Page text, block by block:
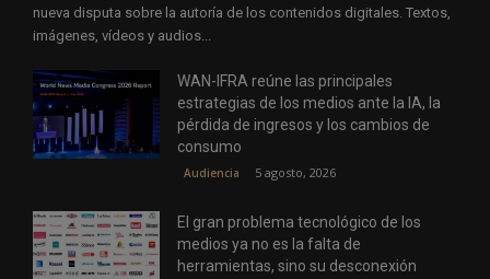
nueva disputa sobre la autoría de los contenidos digitales. Textos,
imágenes, vídeos y audios...
WAN-IFRA reúne las principales
estrategias de los medios ante la IA, la
pérdida de ingresos y los cambios de
consumo
Audiencia 5 agosto, 2026
El gran problema tecnológico de los
medios ya no es la falta de
herramientas, sino su desconexión